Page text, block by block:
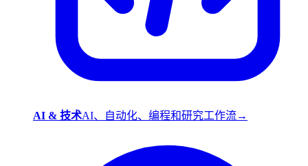
AI & 技术AI、自动化、编程和研究工作流→